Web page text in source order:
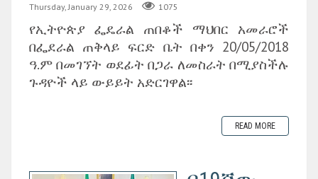
Thursday, January 29, 2026 1075
የኢትዮጵያ ፌዴራል ጠበቆች ማህበር አመራሮች
በፌደራል ጠቅላይ ፍርድ ቤት በቀን 20/05/2018
ዓ.ም በመገኘት ወደፊት በጋራ ለመስራት በሚያስችሉ
ጉዳዮች ላይ ውይይት አድርገዋል፡፡
READ MORE